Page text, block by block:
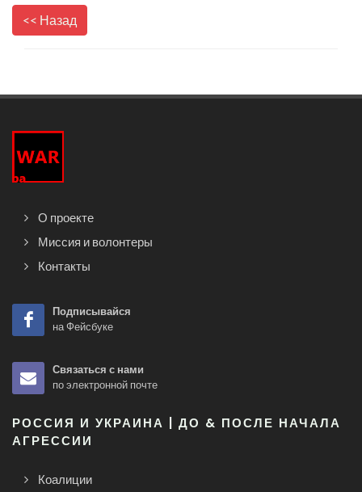
<< Назад
О проекте
Миссия и волонтеры
Контакты
Подписывайся
на Фейсбуке
Связаться с нами
по электронной почте
РОССИЯ И УКРАИНА | ДО & ПОСЛЕ НАЧАЛА
АГРЕССИИ
Коалиции